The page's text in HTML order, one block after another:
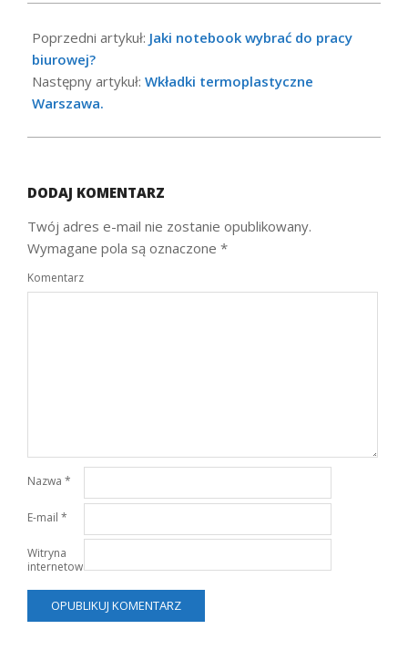
09-
17
Poprzedni artykuł: Jaki notebook wybrać do pracy
biurowej?
Następny artykuł: Wkładki termoplastyczne
Warszawa.
DODAJ KOMENTARZ
Twój adres e-mail nie zostanie opublikowany.
Wymagane pola są oznaczone *
Komentarz
Nazwa *
E-mail *
Witryna
internetowa